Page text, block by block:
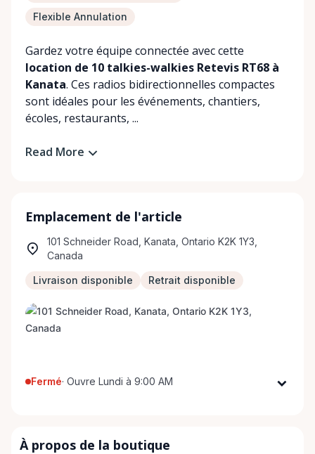
Flexible Annulation
Gardez votre équipe connectée avec cette
location de 10 talkies-walkies Retevis RT68 à
Kanata. Ces radios bidirectionnelles compactes
sont idéales pour les événements, chantiers,
écoles, restaurants, ...
Read More
Emplacement de l'article
101 Schneider Road, Kanata, Ontario K2K 1Y3,
Canada
Livraison disponible Retrait disponible
Fermé· Ouvre Lundi à 9:00 AM
Mercredi
À propos de la boutique